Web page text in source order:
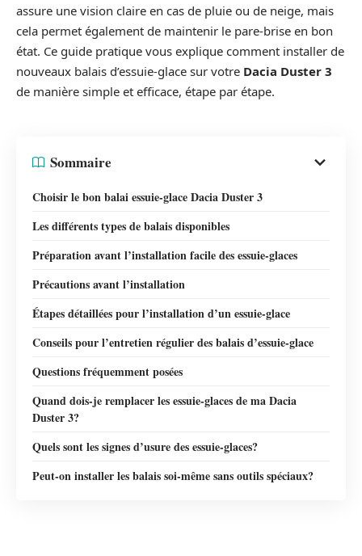
assure une vision claire en cas de pluie ou de neige, mais
cela permet également de maintenir le pare-brise en bon
état. Ce guide pratique vous explique comment installer de
nouveaux balais d’essuie-glace sur votre Dacia Duster 3
de manière simple et efficace, étape par étape.
Sommaire
Choisir le bon balai essuie-glace Dacia Duster 3
Les différents types de balais disponibles
Préparation avant l’installation facile des essuie-glaces
Précautions avant l’installation
Étapes détaillées pour l’installation d’un essuie-glace
Conseils pour l’entretien régulier des balais d’essuie-glace
Questions fréquemment posées
Quand dois-je remplacer les essuie-glaces de ma Dacia
Duster 3?
Quels sont les signes d’usure des essuie-glaces?
Peut-on installer les balais soi-même sans outils spéciaux?